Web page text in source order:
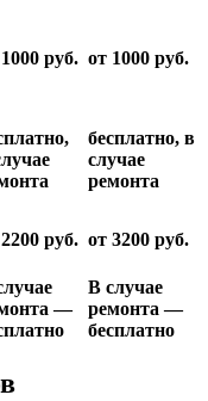
руб. от 1000 руб.
бесплатно, в
случае
ремонта
руб. от 3200 руб.
—
В случае
ремонта —
бесплатно